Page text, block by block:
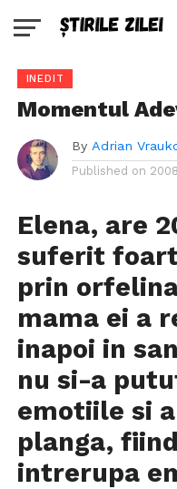
INEDIT
Momentul
By Adrian
Published on
Elena, are
suferit
prin
mama ei a
inapoi in
nu si-a
emotiile si
planga,
intrerupa